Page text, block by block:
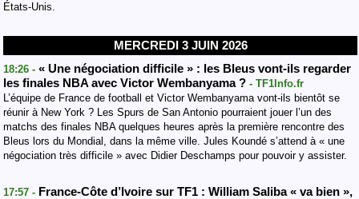
États-Unis.
MERCREDI 3 JUIN 2026
18:26 - « Une négociation difficile » : les Bleus vont-ils regarder
les finales NBA avec Victor Wembanyama ? - TF1Info.fr
L’équipe de France de football et Victor Wembanyama vont-ils bientôt se
réunir à New York ? Les Spurs de San Antonio pourraient jouer l’un des
matchs des finales NBA quelques heures après la première rencontre des
Bleus lors du Mondial, dans la même ville. Jules Koundé s’attend à « une
négociation très difficile » avec Didier Deschamps pour pouvoir y assister.
17:57 - France-Côte d’Ivoire sur TF1 : William Saliba « va bien »,